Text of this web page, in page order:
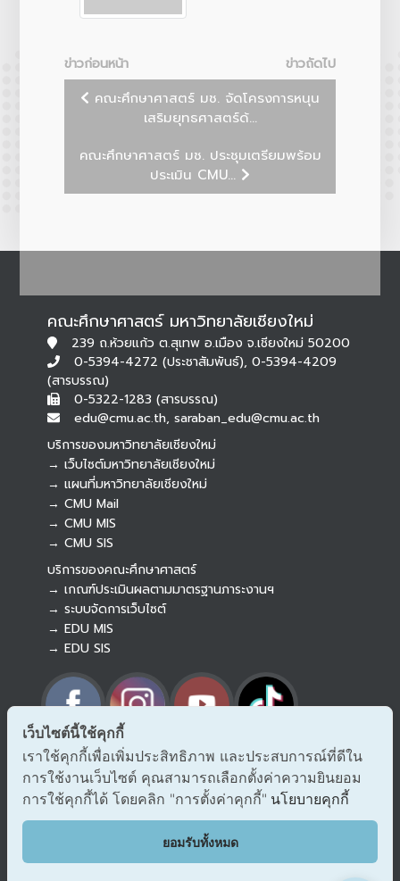
ข่าวก่อนหน้า
ข่าวถัดไป
คณะศึกษาศาสตร์ มช. จัดโครงการหนุน
เสริมยุทธศาสตร์ด้...
คณะศึกษาศาสตร์ มช. ประชุมเตรียมพร้อม
ประเมิน CMU...
คณะศึกษาศาสตร์ มหาวิทยาลัยเชียงใหม่
239 ถ.ห้วยแก้ว ต.สุเทพ อ.เมือง จ.เชียงใหม่ 50200
0-5394-4272 (ประชาสัมพันธ์), 0-5394-4209
(สารบรรณ)
0-5322-1283 (สารบรรณ)
edu@cmu.ac.th, saraban_edu@cmu.ac.th
บริการของมหาวิทยาลัยเชียงใหม่
→ เว็บไซต์มหาวิทยาลัยเชียงใหม่
→ แผนที่มหาวิทยาลัยเชียงใหม่
→ CMU Mail
→ CMU MIS
→ CMU SIS
บริการของคณะศึกษาศาสตร์
→ เกณฑ์ประเมินผลตามมาตรฐานภาระงานฯ
→ ระบบจัดการเว็บไซต์
→ EDU MIS
→ EDU SIS
→ ร้องเรียนทุจริตและประพฤติมิชอบ
→ แจ้งเรื่องร้องออนไลน์ สำนักงาน ป.ป.ช.
→ รับเรื่องร้องเรียน/แจ้งเบาะแส สำนักงาน ป.ป.ท.
แสดงความคิดเห็น/ข้อเสนอแนะ
Botnoi Assistant
Connecting…
เว็บไซต์นี้ใช้คุกกี้
เราใช้คุกกี้เพื่อเพิ่มประสิทธิภาพ และประสบการณ์ที่ดีใน
การใช้งานเว็บไซต์ คุณสามารถเลือกตั้งค่าความยินยอม
การใช้คุกกี้ได้ โดยคลิก "การตั้งค่าคุกกี้" นโยบายคุกกี้
ยอมรับทั้งหมด